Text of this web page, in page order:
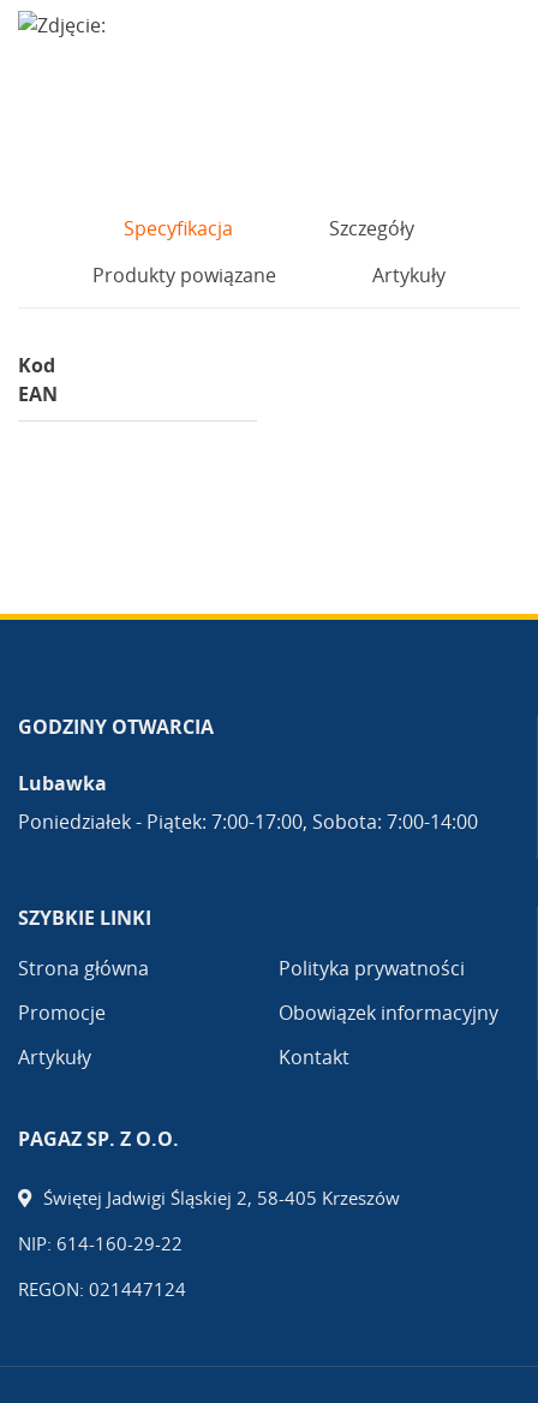
Specyfikacja
Szczegóły
Produkty powiązane
Artykuły
Kod
EAN
GODZINY OTWARCIA
Lubawka
Poniedziałek - Piątek: 7:00-17:00, Sobota: 7:00-14:00
SZYBKIE LINKI
Strona główna
Promocje
Artykuły
Polityka prywatności
Obowiązek informacyjny
Kontakt
PAGAZ SP. Z O.O.
Świętej Jadwigi Śląskiej 2, 58-405 Krzeszów
NIP: 614-160-29-22
REGON: 021447124